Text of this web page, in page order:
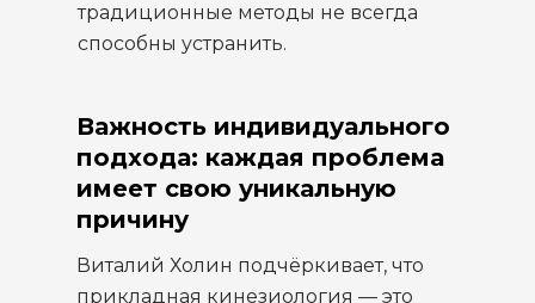
традиционные методы не всегда
способны устранить.
Важность индивидуального
подхода: каждая проблема
имеет свою уникальную
причину
Виталий Холин подчёркивает, что
прикладная кинезиология — это